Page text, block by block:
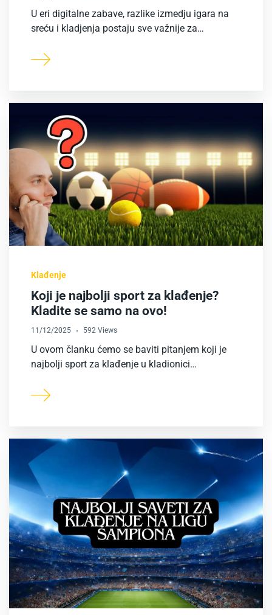
U eri digitalne zabave, razlike izmedju igara na
sreću i kladjenja postaju sve važnije za…
Klađenje
Koji je najbolji sport za klađenje?
Kladite se samo na ovo!
11/12/2025 592 Views
U ovom članku ćemo se baviti pitanjem koji je
najbolji sport za klađenje u kladionici…